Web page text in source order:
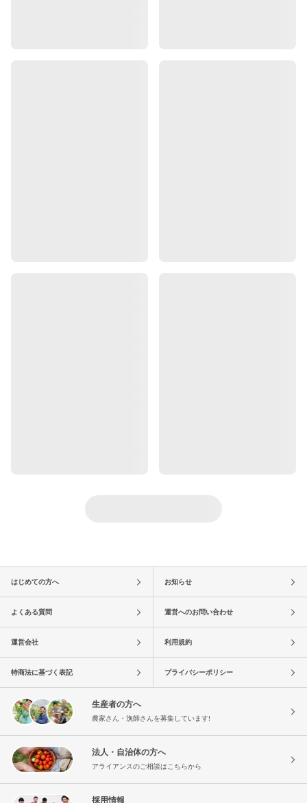
はじめての方へ お知らせ
よくある質問 運営へのお問い合わせ
運営会社 利用規約
特商法に基づく表記 プライバシーポリシー
生産者の方へ
農家さん・漁師さんを募集しています!
法人・自治体の方へ
アライアンスのご相談はこちらから
採用情報